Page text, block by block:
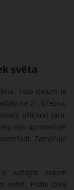
světa
Toto datum je
na 21. března,
příchod jara.
nás upozorňuje
Zaměřuje
každým rokem
světě. Podle OSN